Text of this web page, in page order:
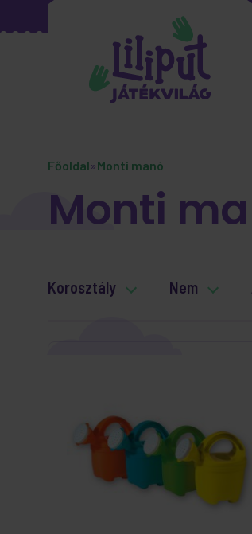
Főoldal»Monti manó
Monti
Korosztály Nem